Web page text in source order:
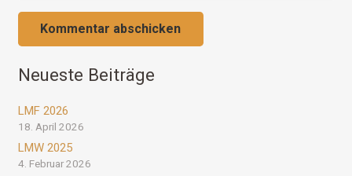
Kommentar abschicken
Neueste Beiträge
LMF 2026
18. April 2026
LMW 2025
4. Februar 2026